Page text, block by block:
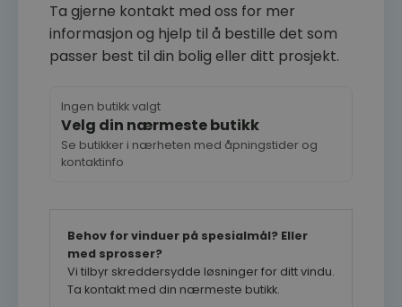
Ta gjerne kontakt med oss for mer
informasjon og hjelp til å bestille det som
passer best til din bolig eller ditt prosjekt.
Ingen butikk valgt
Velg din nærmeste butikk
Se butikker i nærheten med åpningstider og
kontaktinfo
Behov for vinduer på spesialmål? Eller
med sprosser?
Vi tilbyr skreddersydde løsninger for ditt vindu.
Ta kontakt med din nærmeste butikk.